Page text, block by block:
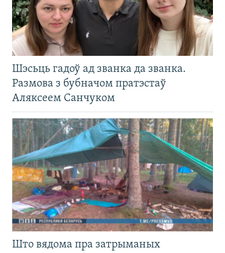
Шэсьць гадоў ад званка да званка.
Размова з бубначом пратэстаў
Аляксеем Санчуком
Што вядома пра затрыманых